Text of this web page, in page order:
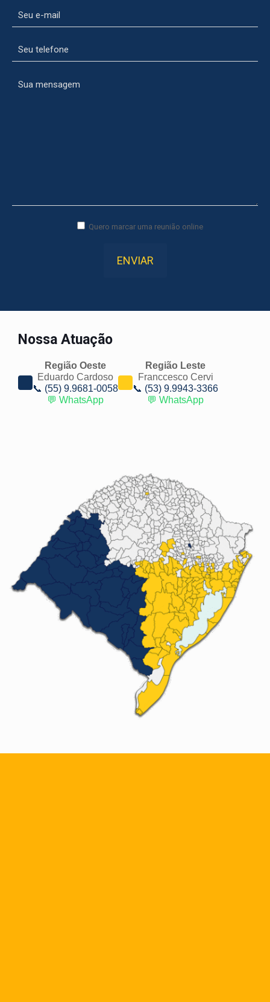
Quero marcar uma reunião online
Nossa Atuação
Região Oeste
Eduardo Cardoso
📞 (55) 9.9681-0058
💬 WhatsApp
Região Leste
Franccesco Cervi
📞 (53) 9.9943-3366
💬 WhatsApp